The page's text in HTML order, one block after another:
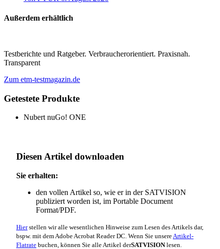
Außerdem erhältlich
Testberichte und Ratgeber. Verbraucherorientiert. Praxisnah.
Transparent
Zum etm-testmagazin.de
Getestete Produkte
Nubert nuGo! ONE
Diesen Artikel downloaden
Sie erhalten:
den vollen Artikel so, wie er in der SATVISION
publiziert worden ist, im Portable Document
Format/PDF.
Hierstellen wir alle wesentlichen Hinweise zum Lesen des Artikels dar,
bspw. mit dem Adobe Acrobat Reader DC. Wenn Sie unsere Artikel-
Flatrate buchen, können Sie alle Artikel derSATVISIONlesen.